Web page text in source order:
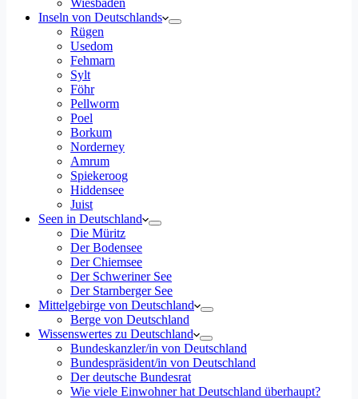
Wiesbaden
Inseln von Deutschlands
Rügen
Usedom
Fehmarn
Sylt
Föhr
Pellworm
Poel
Borkum
Norderney
Amrum
Spiekeroog
Hiddensee
Juist
Seen in Deutschland
Die Müritz
Der Bodensee
Der Chiemsee
Der Schweriner See
Der Starnberger See
Mittelgebirge von Deutschland
Berge von Deutschland
Wissenswertes zu Deutschland
Bundeskanzler/in von Deutschland
Bundespräsident/in von Deutschland
Der deutsche Bundesrat
Wie viele Einwohner hat Deutschland überhaupt?